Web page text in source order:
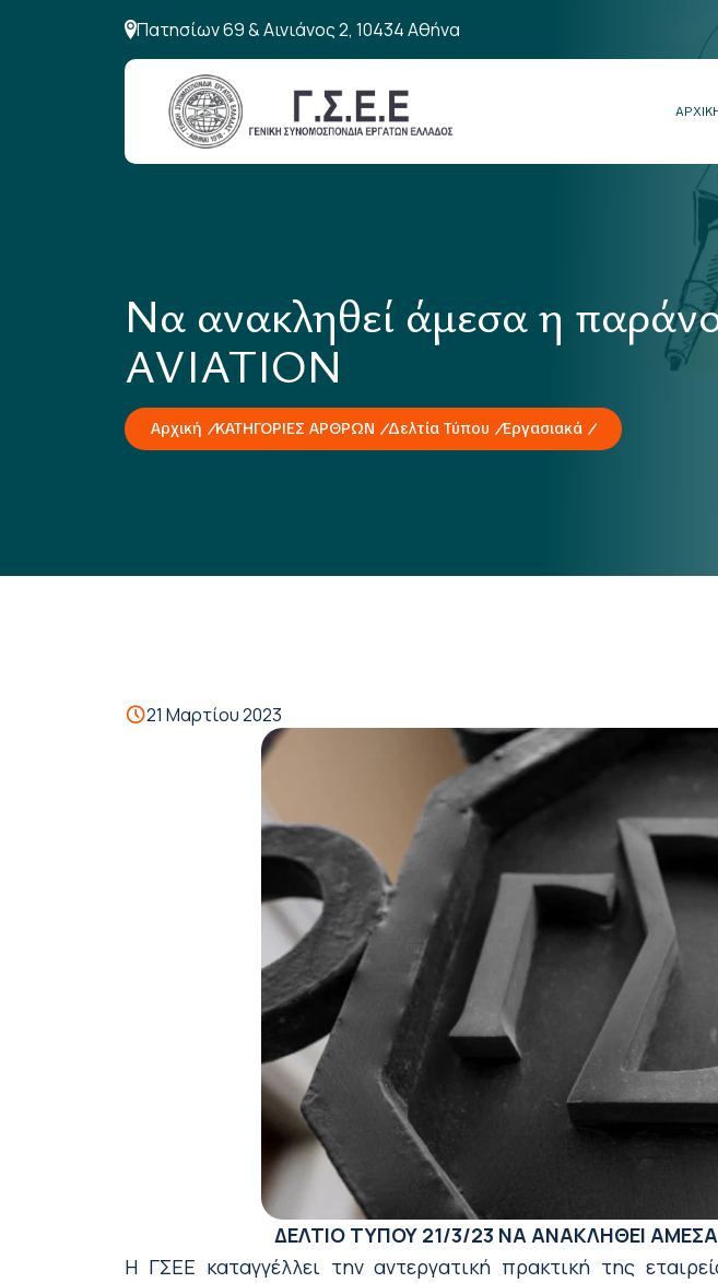
Πατησίων 69 & Αινιάνος 2, 10434 Αθήνα
Να ανακληθεί άμεσα η
AVIATION
Αρχική ΚΑΤΗΓΟΡΙΕΣ ΑΡΘΡΩΝ Δελτία Τύπου Εργασιακά
21 Μαρτίου 2023
ΔΕΛΤΙΟ ΤΥΠΟΥ 21/3/23 ΝΑ ΑΝΑΚΛΗΘΕΙ
H ΓΣΕΕ καταγγέλλει την αντεργατική πρακτική της